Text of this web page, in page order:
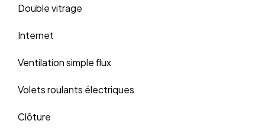
Double vitrage
Internet
Ventilation simple flux
Volets roulants électriques
Clôture